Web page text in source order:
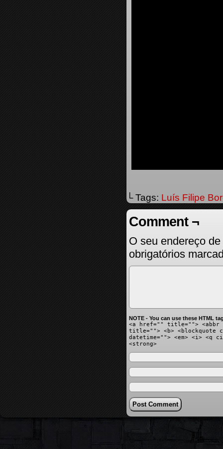
└ Tags: Luís Filipe
Comment ¬
O seu endereço
obrigatórios
NOTE - You can use these HTML
<a href="" title=""> <abbr
title=""> <b> <blockquote
datetime=""> <em> <i> <q
<strong>